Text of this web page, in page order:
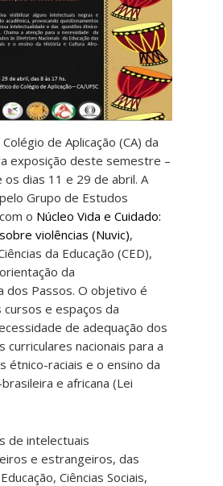
de Aplicação (CA) da
exposição deste semestre –
dias 11 e 29 de abril. A
Grupo de Estudos
o Núcleo Vida e Cuidado:
violências (Nuvic),
da Educação (CED),
da
dos Passos. O objetivo é
cursos e espaços da
de adequação dos
curriculares nacionais para a
étnico-raciais e o ensino da
e africana (Lei
de intelectuais
e estrangeiros, das
Ciências Sociais,